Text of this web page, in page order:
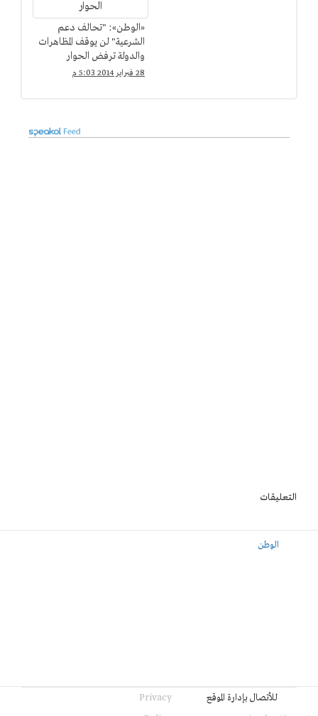
«الوطن»: "تحالف دعم
الشرعية" لن يوقف المظاهرات
والدولة ترفض الحوار
28 فبراير 2014 5:03 م
التعليقات
الوطن
للأتصال بإدارة الموقع
Privacy